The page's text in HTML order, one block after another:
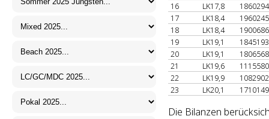
16
LK17,8
17
LK18,4
18
LK18,4
19
LK19,1
20
LK19,1
21
LK19,6
22
LK19,9
23
LK20,1
Die Bilanzen